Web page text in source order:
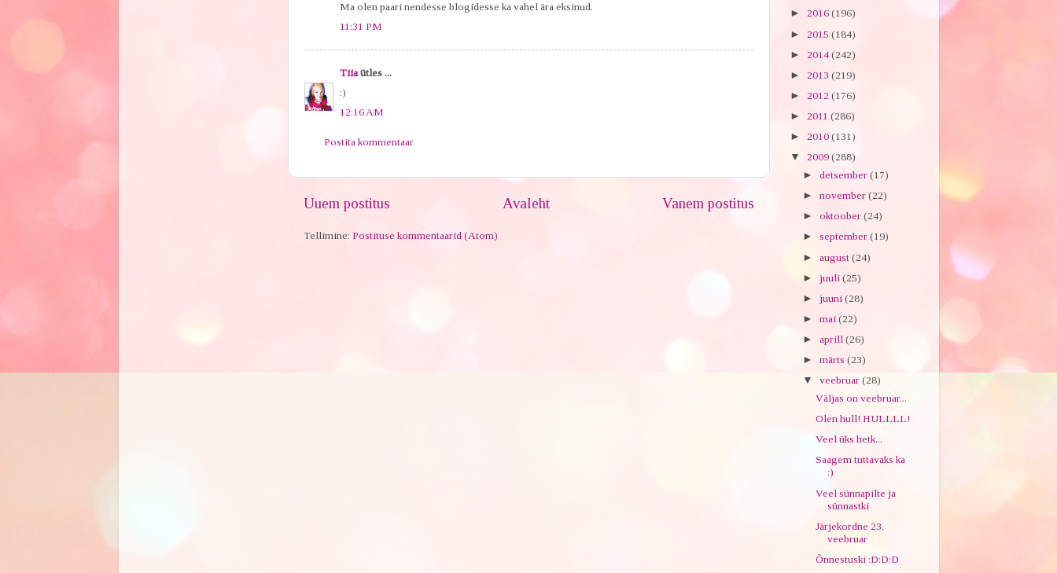
Ma olen paari nendesse blogidesse ka vahel ära eksinud.
11:31 PM
Tiiaütles ...
:)
12:16 AM
Postita kommentaar
Uuem postitus Vanem postitus
Avaleht
Tellimine: Postituse kommentaarid (Atom)
► 2016 (196)
► 2015 (184)
► 2014(242)
► 2013 (219)
► 2012 (176)
► 2011 (286)
► 2010 (131)
▼ 2009 (288)
► detsember (17)
► november (22)
► oktoober (24)
► september (19)
► august (24)
► juuli (25)
► juuni (28)
► mai (22)
► aprill (26)
► märts (23)
▼ veebruar (28)
Väljas on veebruar...
Olen hull! HULLLL!
Veel üks hetk...
Saagem tuttavaks ka
:)
Veel sünnapilte ja
sünnastki
Järjekordne 23.
veebruar
Õnnestuski :D:D:D